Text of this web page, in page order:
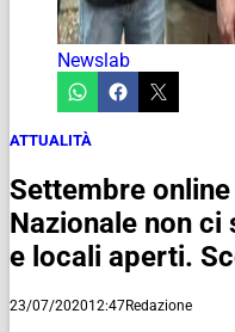
Newslab
ATTUALITÀ
Settembre online
Nazionale non ci
e locali aperti.
23/07/202012:47Redazione